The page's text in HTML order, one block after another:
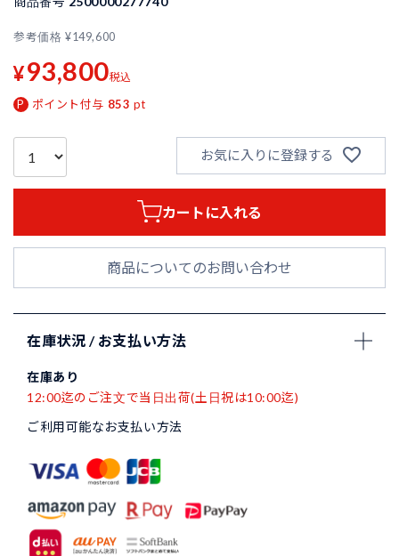
参考価格 ¥149,600
¥93,800税込
ポイント付与 853 pt
お気に入りに登録する
カートに入れる
商品についてのお問い合わせ
在庫状況 / お支払い方法
在庫あり
12:00迄のご注文で当日出荷(土日祝は10:00迄)
ご利用可能なお支払い方法